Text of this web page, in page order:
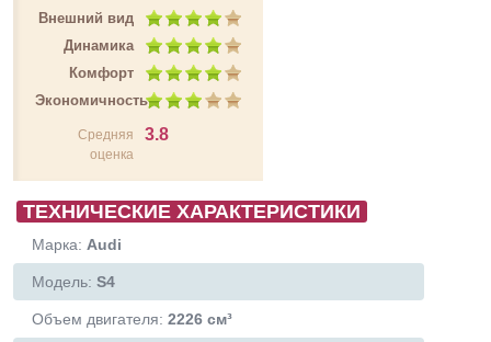
Внешний вид
Динамика
Комфорт
Экономичность
Средняя
оценка
3.8
ТЕХНИЧЕСКИЕ ХАРАКТЕРИСТИКИ
Марка: Audi
Модель: S4
Объем двигателя: 2226 см³